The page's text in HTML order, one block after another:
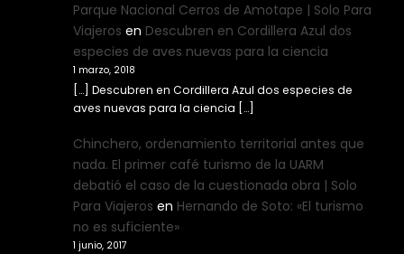
Parque Nacional Cerros de Amotape | Solo Para
Viajeros en Descubren en Cordillera Azul dos
especies de aves nuevas para la ciencia
1 marzo, 2018
[…] Descubren en Cordillera Azul dos especies de
aves nuevas para la ciencia […]
Chinchero, ordenamiento territorial antes que
nada. El primer café turismo de la UARM
debatió el caso de la cuestionada obra | Solo
Para Viajeros en Hernando de Soto: «El turismo
no es suficiente»
1 junio, 2017